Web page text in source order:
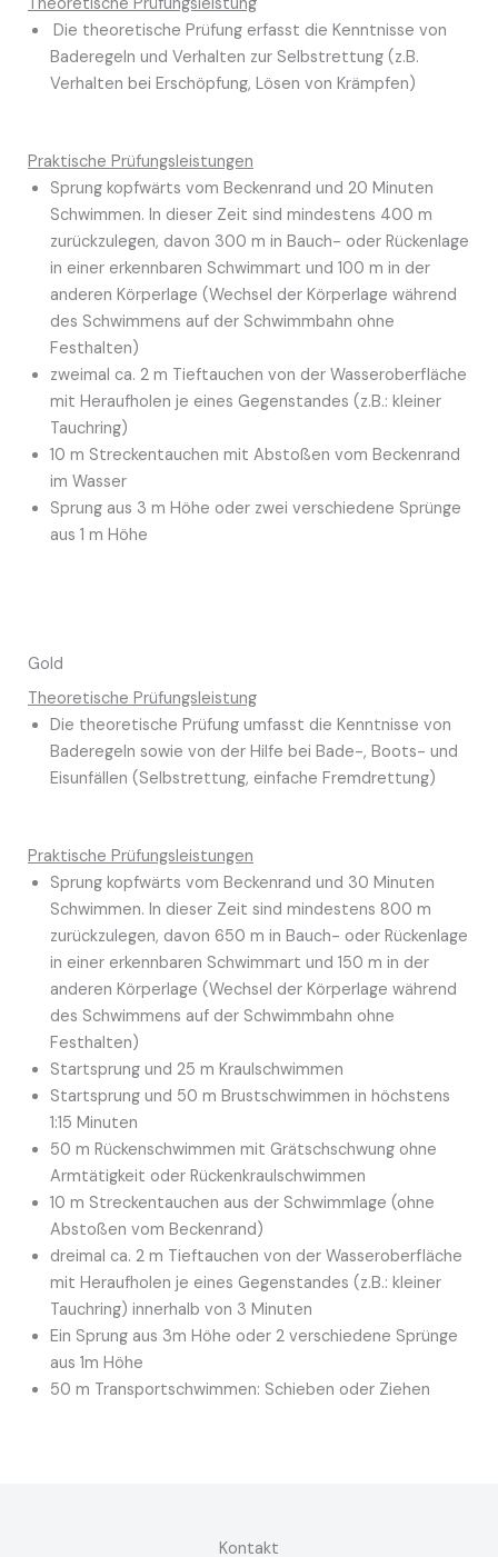
Die theoretische Prüfung erfasst die Kenntnisse von
Baderegeln und Verhalten zur Selbstrettung (z.B.
Verhalten bei Erschöpfung, Lösen von Krämpfen)
Praktische Prüfungsleistungen
Sprung kopfwärts vom Beckenrand und 20 Minuten
Schwimmen. In dieser Zeit sind mindestens 400 m
zurückzulegen, davon 300 m in Bauch- oder Rückenlage
in einer erkennbaren Schwimmart und 100 m in der
anderen Körperlage (Wechsel der Körperlage während
des Schwimmens auf der Schwimmbahn ohne
Festhalten)
zweimal ca. 2 m Tieftauchen von der Wasseroberfläche
mit Heraufholen je eines Gegenstandes (z.B.: kleiner
Tauchring)
10 m Streckentauchen mit Abstoßen vom Beckenrand
im Wasser
Sprung aus 3 m Höhe oder zwei verschiedene Sprünge
aus 1 m Höhe
Gold
Theoretische Prüfungsleistung
Die theoretische Prüfung umfasst die Kenntnisse von
Baderegeln sowie von der Hilfe bei Bade-, Boots- und
Eisunfällen (Selbstrettung, einfache Fremdrettung)
Praktische Prüfungsleistungen
Sprung kopfwärts vom Beckenrand und 30 Minuten
Schwimmen. In dieser Zeit sind mindestens 800 m
zurückzulegen, davon 650 m in Bauch- oder Rückenlage
in einer erkennbaren Schwimmart und 150 m in der
anderen Körperlage (Wechsel der Körperlage während
des Schwimmens auf der Schwimmbahn ohne
Festhalten)
Startsprung und 25 m Kraulschwimmen
Startsprung und 50 m Brustschwimmen in höchstens
1:15 Minuten
50 m Rückenschwimmen mit Grätschschwung ohne
Armtätigkeit oder Rückenkraulschwimmen
10 m Streckentauchen aus der Schwimmlage (ohne
Abstoßen vom Beckenrand)
dreimal ca. 2 m Tieftauchen von der Wasseroberfläche
mit Heraufholen je eines Gegenstandes (z.B.: kleiner
Tauchring) innerhalb von 3 Minuten
Ein Sprung aus 3m Höhe oder 2 verschiedene Sprünge
aus 1m Höhe
50 m Transportschwimmen: Schieben oder Ziehen
Kontakt